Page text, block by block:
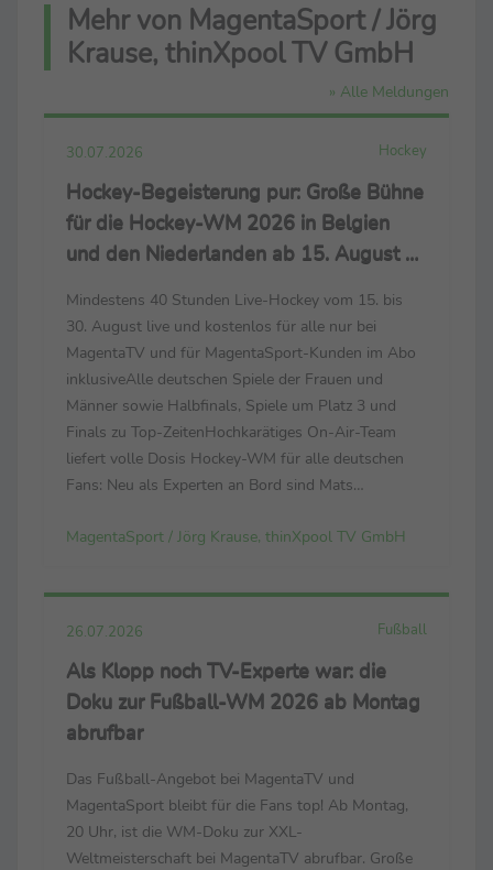
Mehr von MagentaSport / Jörg
Krause, thinXpool TV GmbH
» Alle Meldungen
30.07.2026 Hockey
Hockey-Begeisterung pur: Große Bühne
für die Hockey-WM 2026 in Belgien
und den Niederlanden ab 15. August –
MagentaTV
Mindestens 40 Stunden Live-Hockey vom 15. bis
30. August live und kostenlos für alle nur bei
MagentaTV und für MagentaSport-Kunden im Abo
inklusiveAlle deutschen Spiele der Frauen und
Männer sowie Halbfinals, Spiele um Platz 3 und
Finals zu Top-ZeitenHochkarätiges On-Air-Team
liefert volle Dosis Hockey-WM für alle deutschen
Fans: Neu als Experten an Bord sind Mats
Leistungsträger ihrer Nationalteams Der
MagentaSport / Jörg Krause, thinXpool TV GmbH
26.07.2026 Fußball
Als Klopp noch TV-Experte war: die
Doku zur Fußball-WM 2026 ab Montag
abrufbar
Das Fußball-Angebot bei MagentaTV und
MagentaSport bleibt für die Fans top! Ab Montag,
20 Uhr, ist die WM-Doku zur XXL-
Weltmeisterschaft bei MagentaTV abrufbar. Große